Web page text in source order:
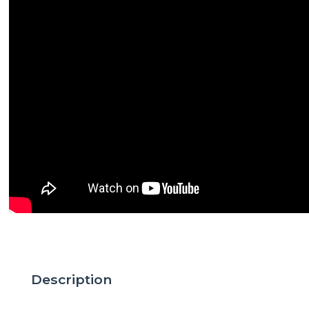
Description